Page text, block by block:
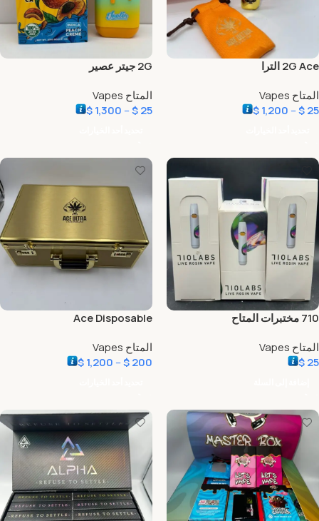
2G Ace الترا
المتاح Vapes
$25
–
$1,200
2G جيتر عصير
المتاح Vapes
$25
–
$1,300
710 مختبرات المتاح
المتاح Vapes
$25
Ace Disposable
المتاح Vapes
$200
–
$1,200